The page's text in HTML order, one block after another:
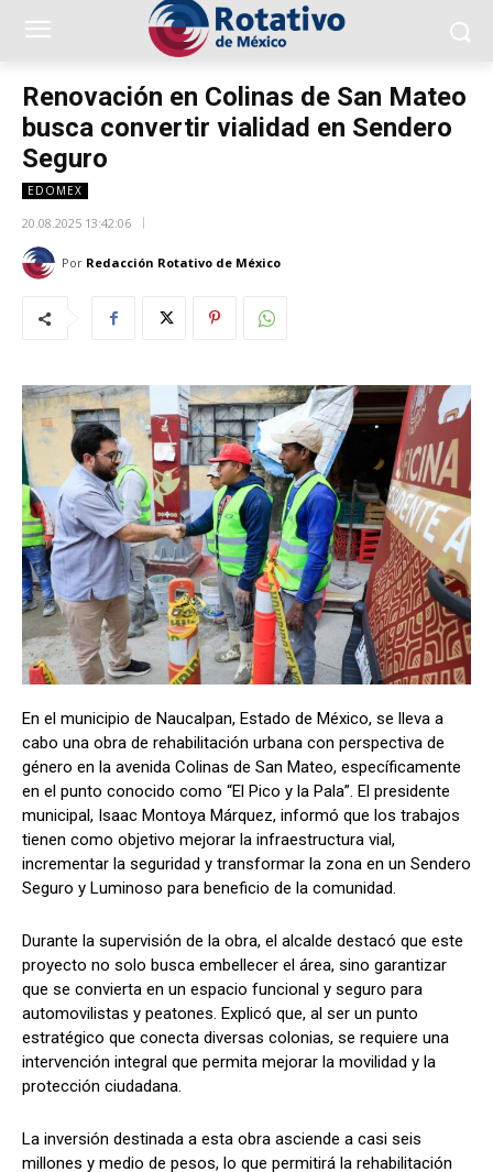
Renovación en Colinas de San Mateo
busca convertir vialidad en Sendero
Seguro
EDOMEX
20.08.2025 13:42:06
Por Redacción Rotativo de México
En el municipio de Naucalpan, Estado de México, se lleva a
cabo una obra de rehabilitación urbana con perspectiva de
género en la avenida Colinas de San Mateo, específicamente
en el punto conocido como “El Pico y la Pala”. El presidente
municipal, Isaac Montoya Márquez, informó que los trabajos
tienen como objetivo mejorar la infraestructura vial,
incrementar la seguridad y transformar la zona en un Sendero
Seguro y Luminoso para beneficio de la comunidad.
Durante la supervisión de la obra, el alcalde destacó que este
proyecto no solo busca embellecer el área, sino garantizar
que se convierta en un espacio funcional y seguro para
automovilistas y peatones. Explicó que, al ser un punto
estratégico que conecta diversas colonias, se requiere una
intervención integral que permita mejorar la movilidad y la
protección ciudadana.
La inversión destinada a esta obra asciende a casi seis
millones y medio de pesos, lo que permitirá la rehabilitación